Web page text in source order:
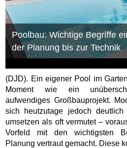
Poolbau: Wichtige Begriffe
der Planung bis zur Technik
(DJD). Ein eigener Pool im
Moment wie ein
aufwendiges Großbauprojekt.
sich heutzutage jedoch
umsetzen als oft vermutet –
Vorfeld mit den wichtigsten
Planung vertraut gemacht. Diese